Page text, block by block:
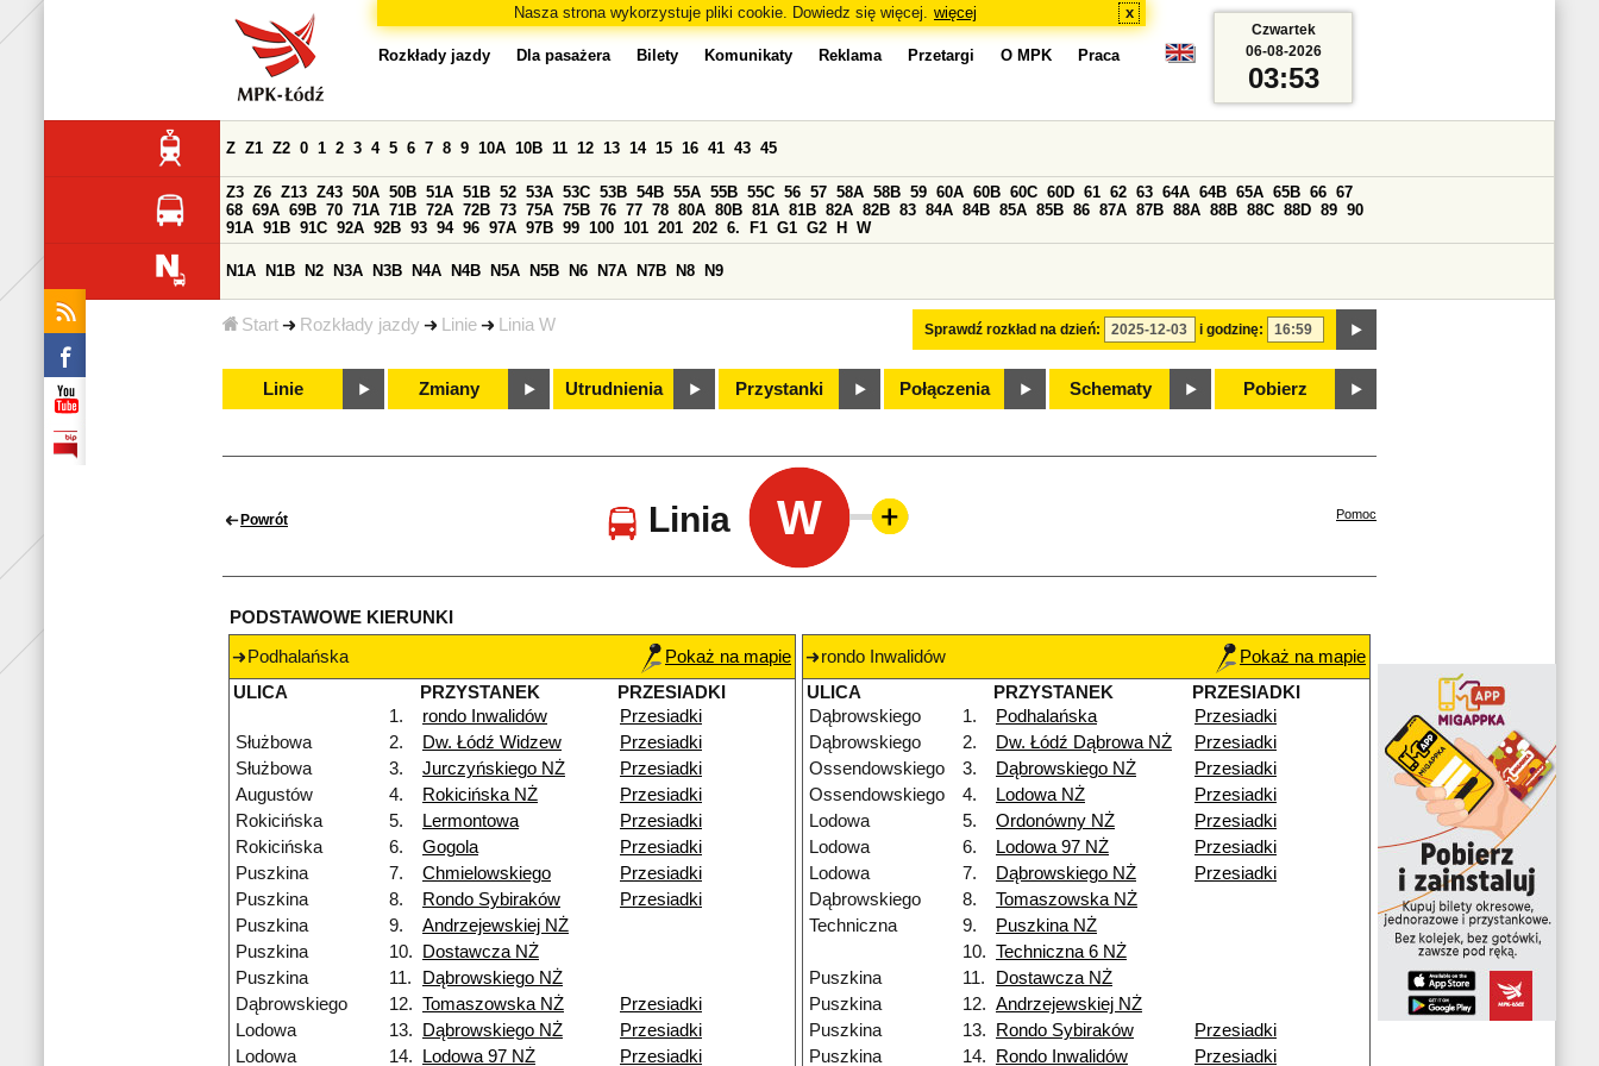
Nasza strona wykorzystuje pliki cookie. Dowiedz się więcej. więcej x
Start Rozkłady jazdy Linie Linia W
Rozkłady jazdy Dla pasażera Bilety Komunikaty Reklama Przetargi O MPK Praca
Sprawdź rozkład na dzień: i godzinę:
Z Z1 Z2 0 1 2 3 4 5 6 7 8 9 10A 10B 11 12 13 14 15 16 41 43 45
Z3 Z6 Z13 Z43 50A 50B 51A 51B 52 53A 53C 53B 54B 55A 55B 55C 56 57 58A 58B 59 60A 60B 60C 60D 61 62 63 64A 64B 65A 65B 66 67
68 69A 69B 70 71A 71B 72A 72B 73 75A 75B 76 77 78 80A 80B 81A 81B 82A 82B 83 84A 84B 85A 85B 86 87A 87B 88A 88B 88C 88D 89 90
91A 91B 91C 92A 92B 93 94 96 97A 97B 99 100 101 201 202 6. F1 G1 G2 H W
N1A N1B N2 N3A N3B N4A N4B N5A N5B N6 N7A N7B N8 N9
Linie Zmiany Utrudnienia Przystanki Połączenia Schematy Pobierz
Czwartek
06-08-2026
03:53
Powrót Linia W Pomoc
PODSTAWOWE KIERUNKI
Podhalańska
Pokaż na mapie
ULICA
PRZYSTANEK
PRZESIADKI
1.
rondo Inwalidów
Przesiadki
Służbowa
2. Dw. Łódź Widzew
Przesiadki
Służbowa
3. Jurczyńskiego NŻ
Przesiadki
Augustów
4. Rokicińska NŻ
Przesiadki
Rokicińska
5. Lermontowa
Przesiadki
Rokicińska
6. Gogola
Przesiadki
Puszkina
7. Chmielowskiego
Przesiadki
Puszkina
8. Rondo Sybiraków
Przesiadki
Puszkina
9.
Andrzejewskiej NŻ
Puszkina
10.
Dostawcza NŻ
Puszkina
11.
Dąbrowskiego NŻ
Dąbrowskiego
12. Tomaszowska NŻ
Przesiadki
Lodowa
13. Dąbrowskiego NŻ
Przesiadki
Lodowa
14. Lodowa 97 NŻ Przesiadki
rondo Inwalidów
Pokaż na mapie
ULICA
PRZYSTANEK
PRZESIADKI
Dąbrowskiego
1. Podhalańska
Przesiadki
Dąbrowskiego
2. Dw. Łódź Dąbrowa NŻ
Przesiadki
Ossendowskiego
3. Dąbrowskiego NŻ
Przesiadki
Ossendowskiego
4. Lodowa NŻ
Przesiadki
Lodowa
5. Ordonówny NŻ
Przesiadki
Lodowa
6. Lodowa 97 NŻ
Przesiadki
Lodowa
7. Dąbrowskiego NŻ
Przesiadki
Dąbrowskiego
8.
Tomaszowska NŻ
Techniczna
9.
Puszkina NŻ
10. Techniczna 6 NŻ
Puszkina
11.
Dostawcza NŻ
Puszkina
12. Andrzejewskiej NŻ
Puszkina
13. Rondo Sybiraków
Przesiadki
Puszkina
14. Rondo Inwalidów Przesiadki